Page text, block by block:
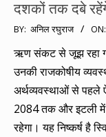
दशकों तक दबे
2010-
BY: अनिल रघुराज ON:
ऋण संकट से जूझ रहा
उनकी राजकोषीय
अर्थव्यवस्थाओं से पहले
2084 तक और इटली
रहेगा। यह निष्कर्ष है